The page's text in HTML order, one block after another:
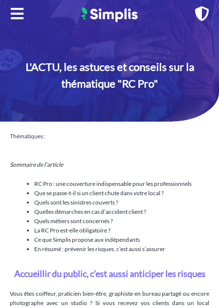
Aller
L'ACTU, les astuces et conseils sur la
thématique "RC Pro"
Thématiques :
Sommaire de l’article
RC Pro : une couverture indispensable pour les professionnels
Que se passe-t-il si un client chute dans votre local ?
Quels sont les sinistres couverts ?
Quelles démarches en cas d’accident client ?
Quels métiers sont concernés ?
La RC Pro est-elle obligatoire ?
Ce que Simplis propose aux indépendants
En résumé : prévenir les risques, c’est aussi s’assurer
Accueillir du public, c’est aussi anticiper les risques
Vous êtes coiffeur, praticien bien-être, graphiste en bureau partagé ou encore
photographe avec un studio ? Si vous recevez vos clients dans un local